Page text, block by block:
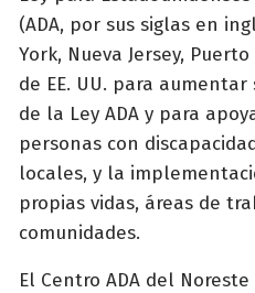
(ADA, por sus siglas en
York, Nueva Jersey,
de EE. UU. para
de la Ley ADA y para
personas con
locales, y la
propias vidas, áreas de
comunidades.
El Centro ADA del